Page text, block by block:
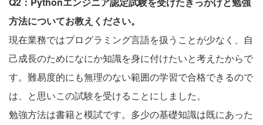
方法についてお教えください。
現在業務ではプログラミング言語を扱うことが少なく、自
己成長のためになにか知識を身に付けたいと考えたからで
す。難易度的にも無理のない範囲の学習で合格できるので
は、と思いこの試験を受けることにしました。
勉強方法は書籍と模試です。多少の基礎知識は既にあった